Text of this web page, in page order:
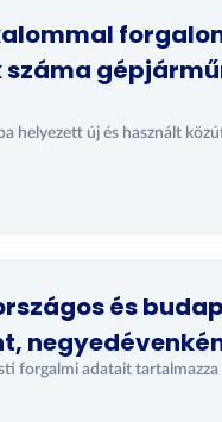
helyezett új és használt
és
forgalmi adatait